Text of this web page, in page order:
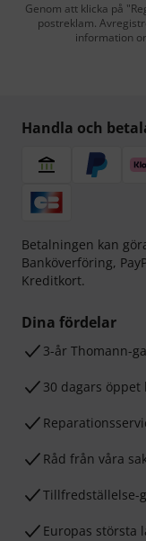
Genom att klicka på
postreklam.
information
Handla och
Betalningen kan
Banköverföring,
Kreditkort.
Dina fördelar
3-år Thomann-
30 dagars öppet
Råd från våra
Tillfredställelse-
Europas största